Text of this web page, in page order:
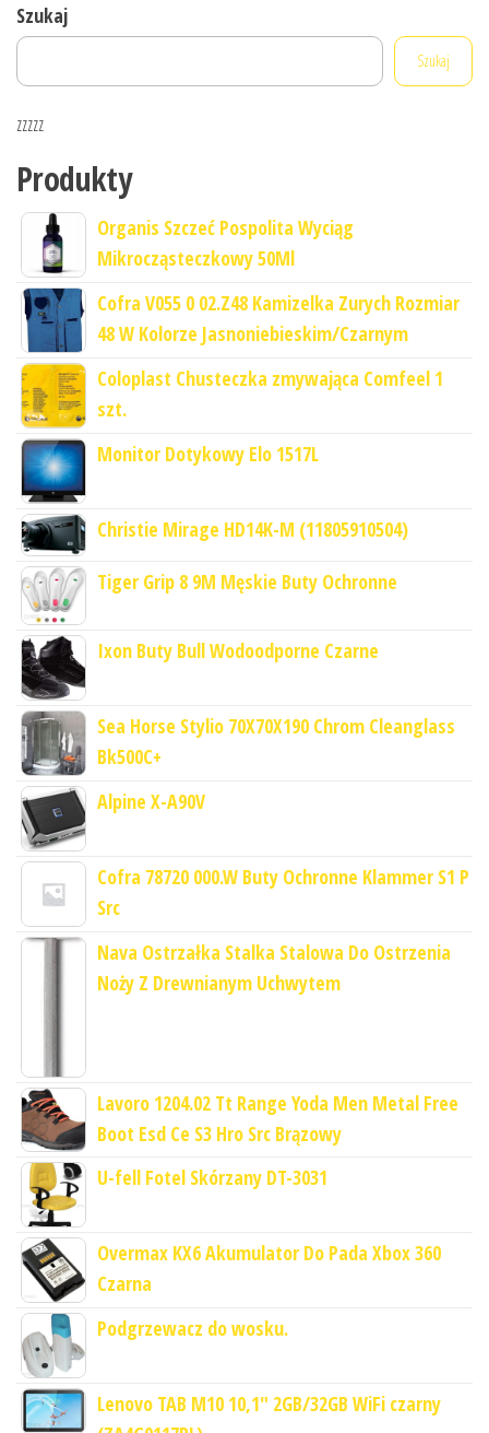
Szukaj
Szukaj
zzzzz
Produkty
Organis Szczeć Pospolita Wyciąg
Mikrocząsteczkowy 50Ml
Cofra V055 0 02.Z48 Kamizelka Zurych Rozmiar
48 W Kolorze Jasnoniebieskim/Czarnym
Coloplast Chusteczka zmywająca Comfeel 1
szt.
Monitor Dotykowy Elo 1517L
Christie Mirage HD14K-M (11805910504)
Tiger Grip 8 9M Męskie Buty Ochronne
Ixon Buty Bull Wodoodporne Czarne
Sea Horse Stylio 70X70X190 Chrom Cleanglass
Bk500C+
Alpine X-A90V
Cofra 78720 000.W Buty Ochronne Klammer S1 P
Src
Nava Ostrzałka Stalka Stalowa Do Ostrzenia
Noży Z Drewnianym Uchwytem
Lavoro 1204.02 Tt Range Yoda Men Metal Free
Boot Esd Ce S3 Hro Src Brązowy
U-fell Fotel Skórzany DT-3031
Overmax KX6 Akumulator Do Pada Xbox 360
Czarna
Podgrzewacz do wosku.
Lenovo TAB M10 10,1" 2GB/32GB WiFi czarny